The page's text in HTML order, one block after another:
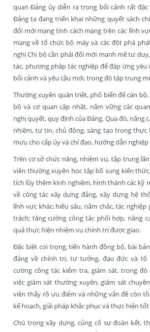
quan Đảng ủy diễn ra trong bối cảnh rất
Đảng ta đang triển khai những quyết sách
đổi mới mang tính cách mạng trên các lĩnh
mạng về tổ chức bộ máy và các đột phá
nghị Chi bộ cần phải đổi mới mạnh mẽ tư
tác, phương pháp tác nghiệp để đáp ứng yêu
bối cảnh và yêu cầu mới, trong đó tập trung
Thường xuyên quán triệt, phổ biến để cán
bộ và cơ quan cập nhật, nắm vững các
nghị quyết, quy định của Đảng. Qua đó, nâng
nhiệm, tự tin, chủ động, sáng tạo trong thực
mưu cho cấp ủy và chỉ đạo, hướng dẫn
Trên cơ sở chức năng, nhiệm vụ, tập trung
viên thường xuyên học tập bổ sung kiến
tích lũy thêm kinh nghiệm, hình thành các kỹ
về công tác xây dựng đảng, xây dựng hệ
lĩnh vực khác; hiểu sâu, nắm chắc, tác
trách; tăng cường công tác phối hợp, nâng
quả thực hiện nhiệm vụ chính trị được giao.
Đặc biệt coi trọng, tiến hành đồng bộ, bài
đảng về chính trị, tư tưởng, đạo đức và tổ
cường công tác kiểm tra, giám sát, trong
việc giám sát thường xuyên, giám sát
viên thấy rõ ưu điểm và những vấn đề còn
kế hoạch, giải pháp khắc phục và thực hiện
Chú trọng xây dựng, củng cố sự đoàn kết,